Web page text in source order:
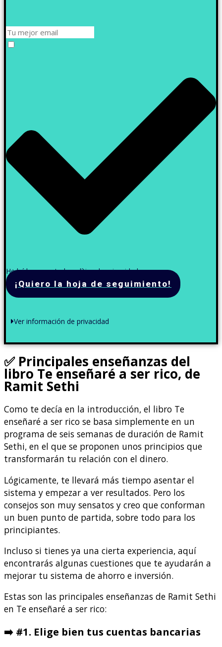
He leído y acepto la política de privacidad
¡Quiero la hoja de seguimiento!
Ver información de privacidad
✅Principales enseñanzas del
libro Te enseñaré a ser rico, de
Ramit Sethi
Como te decía en la introducción, el libro Te
enseñaré a ser rico se basa simplemente en un
programa de seis semanas de duración de Ramit
Sethi, en el que se proponen unos principios que
transformarán tu relación con el dinero.
Lógicamente, te llevará más tiempo asentar el
sistema y empezar a ver resultados. Pero los
consejos son muy sensatos y creo que conforman
un buen punto de partida, sobre todo para los
principiantes.
Incluso si tienes ya una cierta experiencia, aquí
encontrarás algunas cuestiones que te ayudarán a
mejorar tu sistema de ahorro e inversión.
Estas son las principales enseñanzas de Ramit Sethi
en Te enseñaré a ser rico:
➡️ #1. Elige bien tus cuentas bancarias